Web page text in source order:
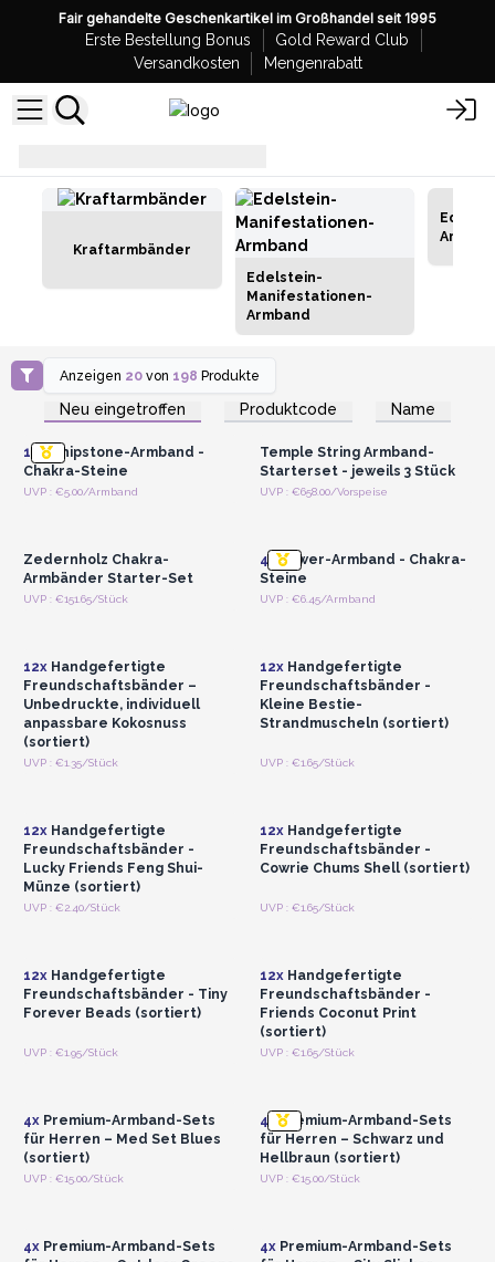
Fair gehandelte Geschenkartikel im Großhandel seit 1995
Erste Bestellung Bonus
Gold Reward Club
Versandkosten
Mengenrabatt
Kraftarmbänder
Edelstein-
Manifestationen-
Armband
Anzeigen 20 von 198 Produkte
Neu eingetroffen Produktcode Name
Anmelden oder
Registrieren für
Großhandelspreise
12xChipstone-Armband -
Chakra-Steine
UVP : €5.00/Armband
Registrieren für
Großhandelspreise
Temple String Armband-
Starterset - jeweils 3 Stück
UVP : €658.00/Vorspeise
Anmelden oder
Zedernholz Chakra-
Armbänder Starter-Set
UVP : €151.65/Stück
Anmelden oder
4x Power-Armband - Chakra-
Steine
UVP : €6.45/Armband
Anmelden oder
12xHandgefertigte
Freundschaftsbänder –
Unbedruckte, individuell
anpassbare Kokosnuss
(sortiert)
UVP : €1.35/Stück
Anmelden oder
12xHandgefertigte
Freundschaftsbänder -
Kleine Bestie-
Strandmuscheln (sortiert)
UVP : €1.65/Stück
Anmelden oder
12xHandgefertigte
Freundschaftsbänder -
Lucky Friends Feng Shui-
Münze (sortiert)
UVP : €2.40/Stück
Anmelden oder
12xHandgefertigte
Freundschaftsbänder -
Cowrie Chums Shell (sortiert)
UVP : €1.65/Stück
Anmelden oder
12xHandgefertigte
Freundschaftsbänder - Tiny
Forever Beads (sortiert)
UVP : €1.95/Stück
Anmelden oder
12xHandgefertigte
Freundschaftsbänder -
Friends Coconut Print
(sortiert)
UVP : €1.65/Stück
Anmelden oder
4xPremium-Armband-Sets
für Herren – Med Set Blues
(sortiert)
UVP : €15.00/Stück
Anmelden oder
4x Premium-Armband-Sets
für Herren – Schwarz und
Hellbraun (sortiert)
UVP : €15.00/Stück
Anmelden oder
4xPremium-Armband-Sets
Anmelden oder
4xPremium-Armband-Sets